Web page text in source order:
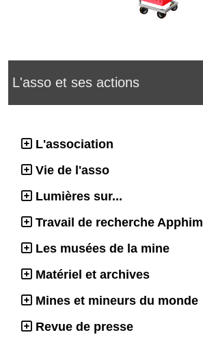
L'asso et ses actions
L'association
Vie de l'asso
Lumières sur...
Travail de recherche Apphim
Les musées de la mine
Matériel et archives
Mines et mineurs du monde
Revue de presse